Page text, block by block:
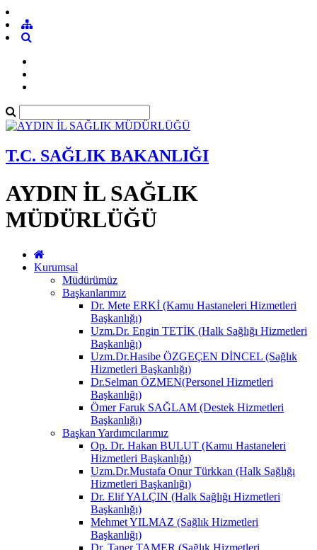
T.C. SAĞLIK BAKANLIĞI
AYDIN İL SAĞLIK
MÜDÜRLÜĞÜ
Kurumsal
Müdürümüz
Başkanlarımız
Dr. Mete ERKİ (Kamu Hastaneleri Hizmetleri
Başkanlığı)
Uzm.Dr. Engin TETİK (Halk Sağlığı Hizmetleri
Başkanlığı)
Uzm.Dr.Hasibe ÖZGEÇEN DİNCEL (Sağlık
Hizmetleri Başkanlığı)
Dr.Selman ÖZMEN(Personel Hizmetleri
Başkanlığı)
Ömer Faruk SAĞLAM (Destek Hizmetleri
Başkanlığı)
Başkan Yardımcılarımız
Op. Dr. Hakan BULUT (Kamu Hastaneleri
Hizmetleri Başkanlığı)
Uzm.Dr.Mustafa Onur Türkkan (Halk Sağlığı
Hizmetleri Başkanlığı)
Dr. Elif YALÇIN (Halk Sağlığı Hizmetleri
Başkanlığı)
Mehmet YILMAZ (Sağlık Hizmetleri
Başkanlığı)
Dr. Taner TAMER (Sağlık Hizmetleri